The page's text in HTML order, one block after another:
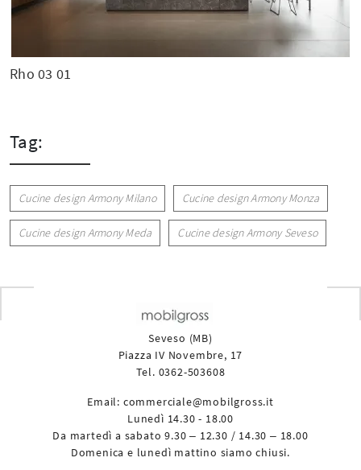
Rho 03 01
Tag:
Cucine design Armony Milano Cucine design Armony Monza
Cucine design Armony Meda Cucine design Armony Seveso
Seveso (MB)
Piazza IV Novembre, 17
Tel. 0362-503608
Email: commerciale@mobilgross.it
Lunedì 14.30 - 18.00
Da martedì a sabato 9.30 – 12.30 / 14.30 – 18.00
Domenica e lunedì mattino siamo chiusi.